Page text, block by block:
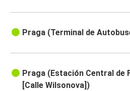
Praga (Terminal de
Praga (Estación Central de
[Calle Wilsonova])